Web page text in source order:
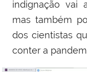
indignação vai
mas também
dos cientistas
conter a